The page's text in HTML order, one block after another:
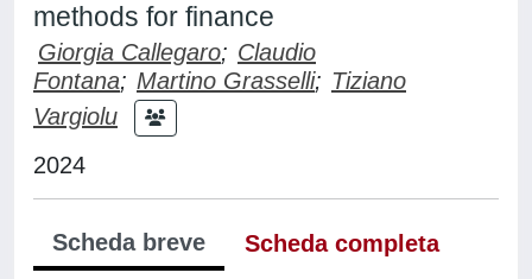
methods for finance
Giorgia Callegaro; Claudio
Fontana; Martino Grasselli; Tiziano
Vargiolu
2024
Scheda breve
Scheda completa